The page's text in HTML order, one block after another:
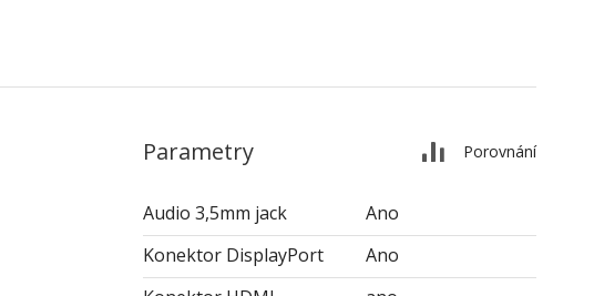
Parametry Porovnání
Audio 3,5mm jack
Ano
Konektor DisplayPort
Ano